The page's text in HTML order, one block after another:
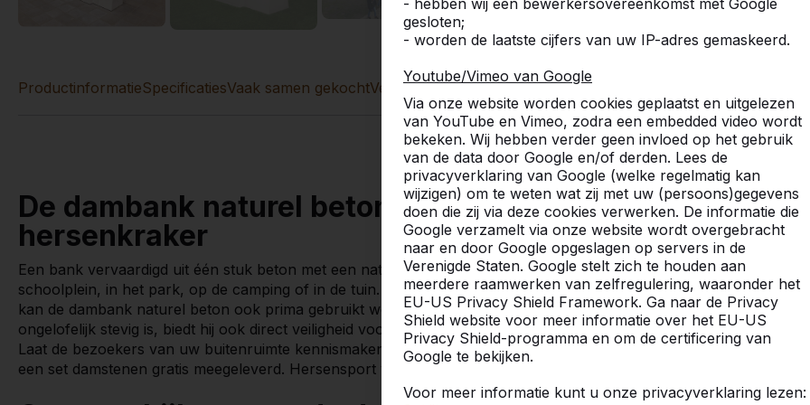
- hebben wij een bewerkersovereenkomst met Google
gesloten;
- worden de laatste cijfers van uw IP-adres gemaskeerd.
Youtube/Vimeo van Google
Via onze website worden cookies geplaatst en uitgelezen
van YouTube en Vimeo, zodra een embedded video wordt
bekeken. Wij hebben verder geen invloed op het gebruik
van de data door Google en/of derden. Lees de
privacyverklaring van Google (welke regelmatig kan
wijzigen) om te weten wat zij met uw (persoons)gegevens
doen die zij via deze cookies verwerken. De informatie die
Google verzamelt via onze website wordt overgebracht
naar en door Google opgeslagen op servers in de
Verenigde Staten. Google stelt zich te houden aan
meerdere raamwerken van zelfregulering, waaronder het
EU-US Privacy Shield Framework. Ga naar de Privacy
Shield website voor meer informatie over het EU-US
Privacy Shield-programma en om de certificering van
Google te bekijken.
Voor meer informatie kunt u onze privacyverklaring lezen:
ProductinformatieSpecificatiesVaak samen gekochtVergelijkbare producten
De dambank naturel beton is een veilige
hersenkraker
Een bank vervaardigd uit één stuk beton met een natuurlijke uitstraling. Een sterk en strak item voor op het
schoolplein, in het park, op de camping of in de tuin. Omdat het speelbord geïntegreerd is in het bovenblad,
kan de dambank naturel beton ook prima gebruikt worden als een tafel met zitjes. Doordat de dambank
ongelofelijk stevig is, biedt hij ook direct veiligheid voor het gebouw waarvoor de dambank geplaatst wordt.
Laat de bezoekers van uw buitenruimte kennismaken met het damspel. Bij elke dambank naturel beton wordt
een set damstenen gratis meegeleverd. Hersensport voor iedere generatie, heerlijk in de buitenlucht.